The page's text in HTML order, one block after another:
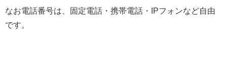
なお電話番号は、固定電話・携帯電話・IPフォンなど自由
です。